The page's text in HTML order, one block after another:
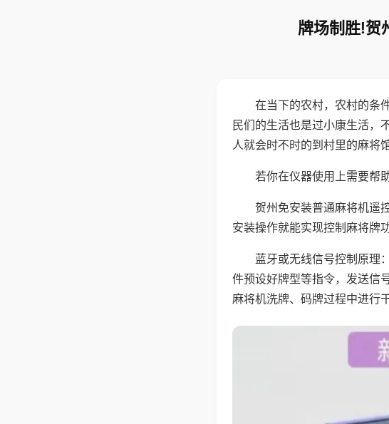
牌场制胜!贺
在当下的农村，农村的条
民们的生活也是过小康生活，
人就会时不时的到村里的麻将
若你在仪器使用上需要帮
贺州免安装普通麻将机遥
安装操作就能实现控制麻将牌
蓝牙或无线信号控制原理
件预设好牌型等指令，发送信
麻将机洗牌、码牌过程中进行